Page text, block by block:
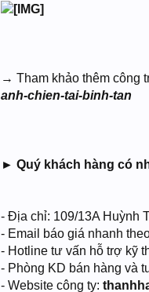
→ Tham khảo thêm công
anh-chien-tai-binh-tan
► Quý khách hàng có
- Địa chỉ: 109/13A Huỳnh
- Email báo giá nhanh
- Hotline tư vấn hỗ trợ kỹ
- Phòng KD bán hàng và
- Website công ty: